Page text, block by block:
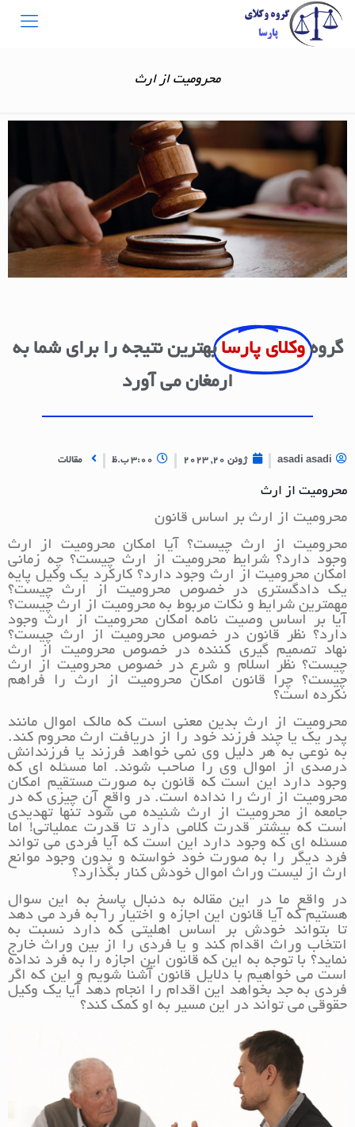
محرومیت از ارث
گروه وکلای پارسا بهترین نتیجه را برای شما به
ارمغان می آورد
asadi asadi ژوئن 20, 2023 3:00 ب.ظ مقالات
محرومیت از ارث
محرومیت از ارث بر اساس قانون
محرومیت از ارث چیست؟ آیا امکان محرومیت از ارث
وجود دارد؟ شرایط محرومیت از ارث چیست؟ چه زمانی
امکان محرومیت از ارث وجود دارد؟ کارکرد یک وکیل پایه
یک دادگستری در خصوص محرومیت از ارث چیست؟
مهمترین شرایط و نکات مربوط به محرومیت از ارث چیست؟
آیا بر اساس وصیت نامه امکان محرومیت از ارث وجود
دارد؟ نظر قانون در خصوص محرومیت از ارث چیست؟
نهاد تصمیم گیری کننده در خصوص محرومیت از ارث
چیست؟ نظر اسلام و شرع در خصوص محرومیت از ارث
چیست؟ چرا قانون امکان محرومیت از ارث را فراهم
نکرده است؟
محرومیت از ارث بدین معنی است که مالک اموال مانند
پدر یک یا چند فرزند خود را از دریافت ارث محروم کند.
به نوعی به هر دلیل وی نمی خواهد فرزند یا فرزندانش
درصدی از اموال وی را صاحب شوند. اما مسئله ای که
وجود دارد این است که قانون به صورت مستقیم امکان
محرومیت از ارث را نداده است. در واقع آن چیزی که در
جامعه از محرومیت از ارث شنیده می شود تنها تهدیدی
است که بیشتر قدرت کلامی دارد تا قدرت عملیاتی! اما
مسئله ای که وجود دارد این است که آیا فردی می تواند
فرد دیگر را به صورت خود خواسته و بدون وجود موانع
ارث از لیست وراث اموال خودش کنار بگذارد؟
در واقع ما در این مقاله به دنبال پاسخ به این سوال
هستیم که آیا قانون این اجازه و اختیار را به فرد می دهد
تا بتواند خودش بر اساس اهلیتی که دارد نسبت به
انتخاب وراث اقدام کند و یا فردی را از بین وراث خارج
نماید؟ با توجه به این که قانون این اجازه را به فرد نداده
است می خواهیم با دلایل قانون آشنا شویم و این که اگر
فردی به جد بخواهد این اقدام را انجام دهد آیا یک وکیل
حقوقی می تواند در این مسیر به او کمک کند؟